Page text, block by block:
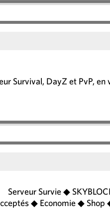
Survival, DayZ et PvP, en
Serveur Survie ◆
◆ Economie ◆